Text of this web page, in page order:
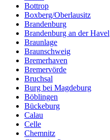
Bottrop
Boxberg/Oberlausitz
Brandenburg
Brandenburg an der Havel
Braunlage
Braunschweig
Bremerhaven
Bremervörde
Bruchsal
Burg bei Magdeburg
Böblingen
Bückeburg
Calau
Celle
Chemnitz